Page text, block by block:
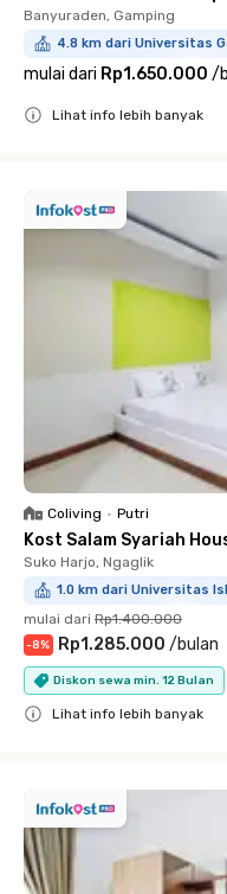
Banyuraden, Gamping
4.8 km dari Universitas
mulai dari Rp1.650.000 /
Lihat info lebih banyak
Coliving • Putri
Kost Salam Syariah
Suko Harjo, Ngaglik
1.0 km dari Universitas
mulai dari Rp1.400.000
-8% Rp1.285.000 /bulan
Diskon sewa min. 12 Bulan
Lihat info lebih banyak